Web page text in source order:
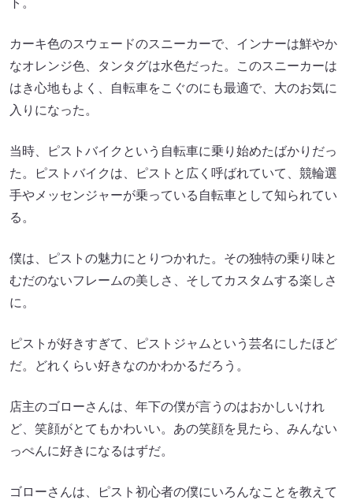
ト。
カーキ色のスウェードのスニーカーで、インナーは鮮やか
なオレンジ色、タンタグは水色だった。このスニーカーは
はき心地もよく、自転車をこぐのにも最適で、大のお気に
入りになった。
当時、ピストバイクという自転車に乗り始めたばかりだっ
た。ピストバイクは、ピストと広く呼ばれていて、競輪選
手やメッセンジャーが乗っている自転車として知られてい
る。
僕は、ピストの魅力にとりつかれた。その独特の乗り味と
むだのないフレームの美しさ、そしてカスタムする楽しさ
に。
ピストが好きすぎて、ピストジャムという芸名にしたほど
だ。どれくらい好きなのかわかるだろう。
店主のゴローさんは、年下の僕が言うのはおかしいけれ
ど、笑顔がとてもかわいい。あの笑顔を見たら、みんない
っぺんに好きになるはずだ。
ゴローさんは、ピスト初心者の僕にいろんなことを教えて